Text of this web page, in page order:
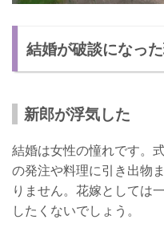
結婚が破談になっ
新郎が浮気した
結婚は女性の憧れです。
の発注や料理に引き出物
りません。花嫁としては
したくないでしょう。